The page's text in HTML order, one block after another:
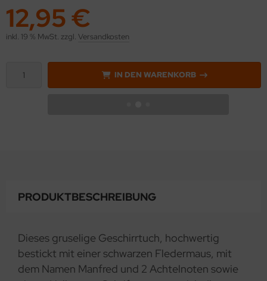
12,95 €
inkl. 19 % MwSt. zzgl. Versandkosten
IN DEN WARENKORB
PRODUKTBESCHREIBUNG
Dieses gruselige Geschirrtuch, hochwertig
bestickt mit einer schwarzen Fledermaus, mit
dem Namen Manfred und 2 Achtelnoten sowie